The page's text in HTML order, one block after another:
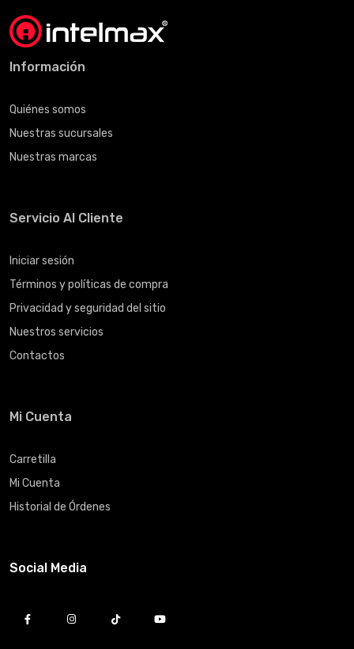
Información
Quiénes somos
Nuestras sucursales
Nuestras marcas
Servicio Al Cliente
Iniciar sesión
Términos y políticas de compra
Privacidad y seguridad del sitio
Nuestros servicios
Contactos
Mi Cuenta
Carretilla
Mi Cuenta
Historial de Órdenes
Social Media